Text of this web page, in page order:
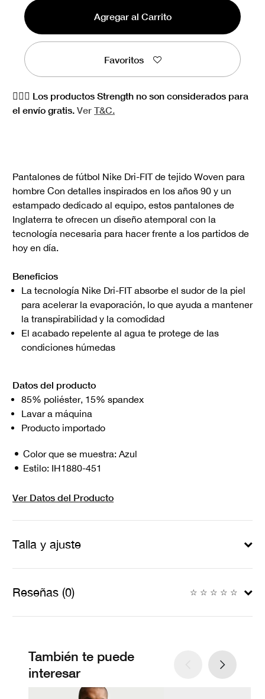
Agregar al Carrito
Favoritos
🏋🏻‍♀️ Los productos Strength no son considerados para
el envío gratis. Ver T&C.
Pantalones de fútbol Nike Dri-FIT de tejido Woven para
hombre Con detalles inspirados en los años 90 y un
estampado dedicado al equipo, estos pantalones de
Inglaterra te ofrecen un diseño atemporal con la
tecnología necesaria para hacer frente a los partidos de
hoy en día.
Beneficios
La tecnología Nike Dri-FIT absorbe el sudor de la piel
para acelerar la evaporación, lo que ayuda a mantener
la transpirabilidad y la comodidad
El acabado repelente al agua te protege de las
condiciones húmedas
Datos del producto
85% poliéster, 15% spandex
Lavar a máquina
Producto importado
Color que se muestra: Azul
Estilo: IH1880-451
Ver Datos del Producto
Talla y ajuste
Reseñas (0) ☆ ☆ ☆ ☆ ☆
También te puede
interesar